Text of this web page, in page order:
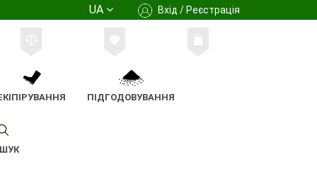
UA Вхід / Реєстрація
ПІДГОДОВУВАННЯ